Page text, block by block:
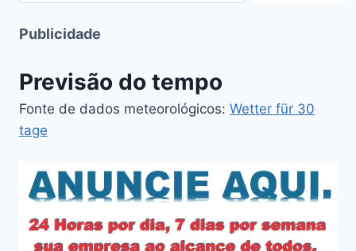
Publicidade
Previsão do tempo
Fonte de dados meteorológicos: Wetter für 30
tage